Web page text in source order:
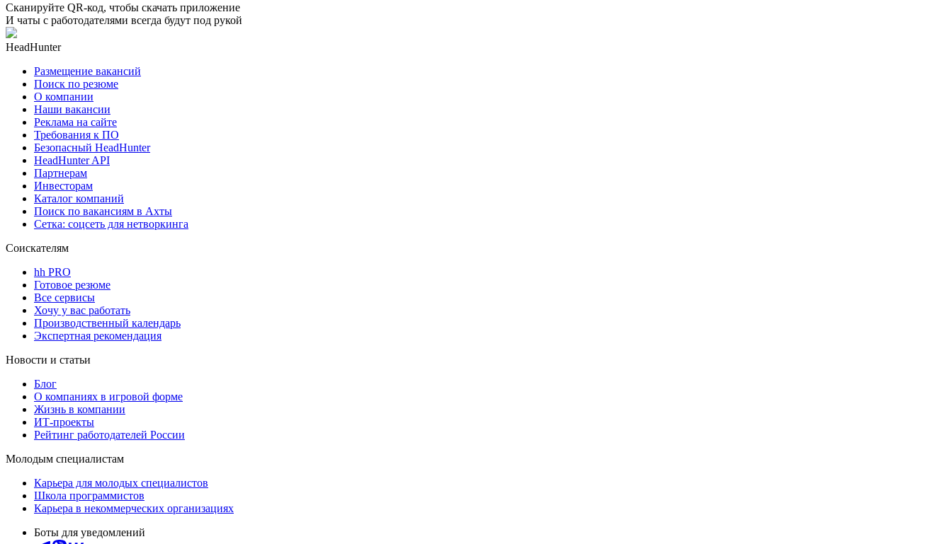
Сканируйте QR-код, чтобы скачать приложение
И чаты с работодателями всегда будут под рукой
HeadHunter
Размещение вакансий
Поиск по резюме
О компании
Наши вакансии
Реклама на сайте
Требования к ПО
Безопасный HeadHunter
HeadHunter API
Партнерам
Инвесторам
Каталог компаний
Поиск по вакансиям в Ахты
Сетка: соцсеть для нетворкинга
Соискателям
hh PRO
Готовое резюме
Все сервисы
Хочу у вас работать
Производственный календарь
Экспертная рекомендация
Новости и статьи
Блог
О компаниях в игровой форме
Жизнь в компании
ИТ-проекты
Рейтинг работодателей России
Молодым специалистам
Карьера для молодых специалистов
Школа программистов
Карьера в некоммерческих организациях
Боты для уведомлений